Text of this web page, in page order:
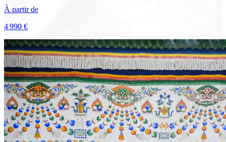
À partir de
4 990 €
Voir le voyage